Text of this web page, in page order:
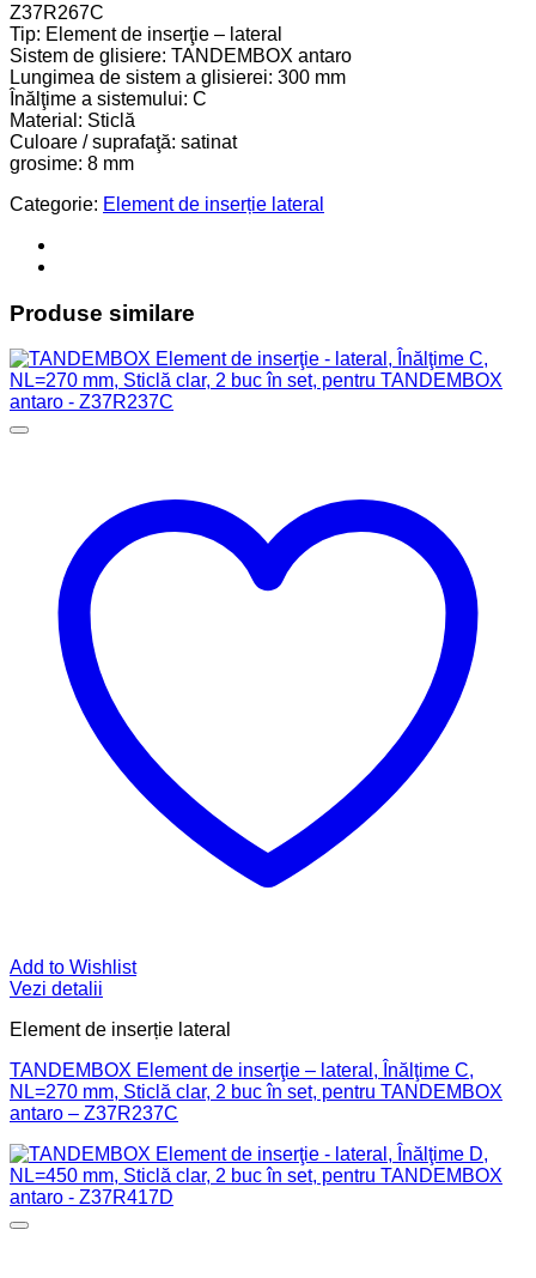
Z37R267C
Tip: Element de inserţie – lateral
Sistem de glisiere: TANDEMBOX antaro
Lungimea de sistem a glisierei: 300 mm
Înălţime a sistemului: C
Material: Sticlă
Culoare / suprafaţă: satinat
grosime: 8 mm
Categorie: Element de inserție lateral
Produse similare
Add to Wishlist
Vezi detalii
Element de inserție lateral
TANDEMBOX Element de inserţie – lateral, Înălţime C,
NL=270 mm, Sticlă clar, 2 buc în set, pentru TANDEMBOX
antaro – Z37R237C